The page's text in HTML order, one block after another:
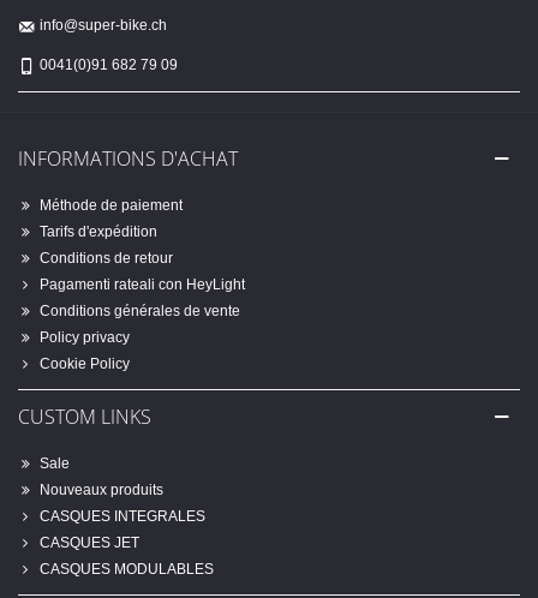
info@super-bike.ch
0041(0)91 682 79 09
INFORMATIONS D'ACHAT
Méthode de paiement
Tarifs d'expédition
Conditions de retour
Pagamenti rateali con HeyLight
Conditions générales de vente
Policy privacy
Cookie Policy
CUSTOM LINKS
Sale
Nouveaux produits
CASQUES INTEGRALES
CASQUES JET
CASQUES MODULABLES